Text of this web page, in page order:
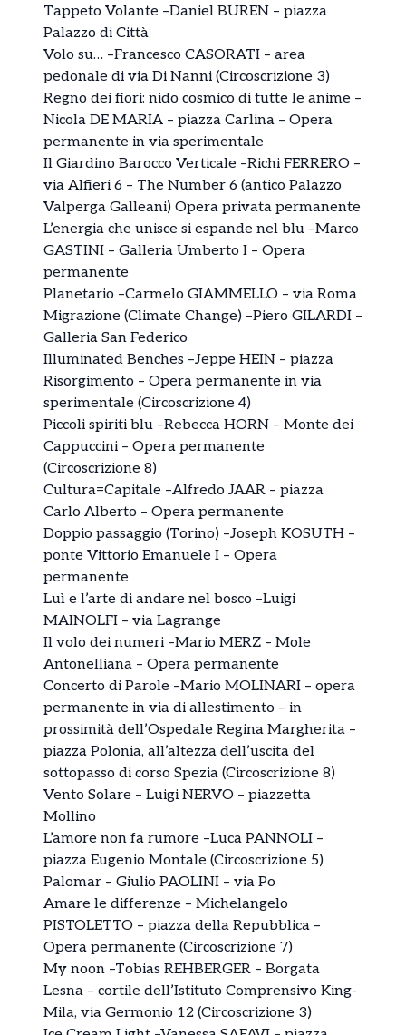
Tappeto Volante –Daniel BUREN – piazza
Palazzo di Città
Volo su… –Francesco CASORATI – area
pedonale di via Di Nanni (Circoscrizione 3)
Regno dei fiori: nido cosmico di tutte le anime –
Nicola DE MARIA – piazza Carlina – Opera
permanente in via sperimentale
Il Giardino Barocco Verticale –Richi FERRERO –
via Alfieri 6 – The Number 6 (antico Palazzo
Valperga Galleani) Opera privata permanente
L’energia che unisce si espande nel blu –Marco
GASTINI – Galleria Umberto I – Opera
permanente
Planetario –Carmelo GIAMMELLO – via Roma
Migrazione (Climate Change) –Piero GILARDI –
Galleria San Federico
Illuminated Benches –Jeppe HEIN – piazza
Risorgimento – Opera permanente in via
sperimentale (Circoscrizione 4)
Piccoli spiriti blu –Rebecca HORN – Monte dei
Cappuccini – Opera permanente
(Circoscrizione 8)
Cultura=Capitale –Alfredo JAAR – piazza
Carlo Alberto – Opera permanente
Doppio passaggio (Torino) –Joseph KOSUTH –
ponte Vittorio Emanuele I – Opera
permanente
Luì e l’arte di andare nel bosco –Luigi
MAINOLFI – via Lagrange
Il volo dei numeri –Mario MERZ – Mole
Antonelliana – Opera permanente
Concerto di Parole –Mario MOLINARI – opera
permanente in via di allestimento – in
prossimità dell’Ospedale Regina Margherita –
piazza Polonia, all’altezza dell’uscita del
sottopasso di corso Spezia (Circoscrizione 8)
Vento Solare – Luigi NERVO – piazzetta
Mollino
L’amore non fa rumore –Luca PANNOLI –
piazza Eugenio Montale (Circoscrizione 5)
Palomar – Giulio PAOLINI – via Po
Amare le differenze – Michelangelo
PISTOLETTO – piazza della Repubblica –
Opera permanente (Circoscrizione 7)
My noon –Tobias REHBERGER – Borgata
Lesna – cortile dell’Istituto Comprensivo King-
Mila, via Germonio 12 (Circoscrizione 3)